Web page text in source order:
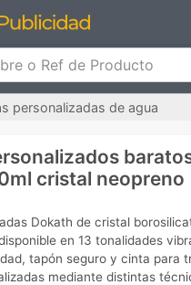
o Ref de Producto
personalizadas de agua
cristal neopreno
Dokath de cristal
en 13 tonalidades
tapón seguro y cinta para
mediante distintas